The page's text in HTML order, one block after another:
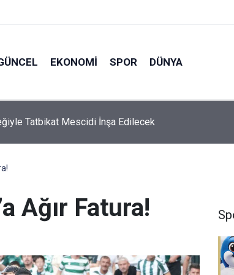
EKONOMI SPOR DÜNYA
Devam Eden Okullara İnceleme
Ağır Fatura!